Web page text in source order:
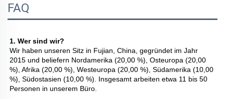
FAQ
1. Wer sind wir?
Wir haben unseren Sitz in Fujian, China, gegründet im Jahr
2015 und beliefern Nordamerika (20,00 %), Osteuropa (20,00
%), Afrika (20,00 %), Westeuropa (20,00 %), Südamerika (10,00
%), Südostasien (10,00 %). Insgesamt arbeiten etwa 11 bis 50
Personen in unserem Büro.